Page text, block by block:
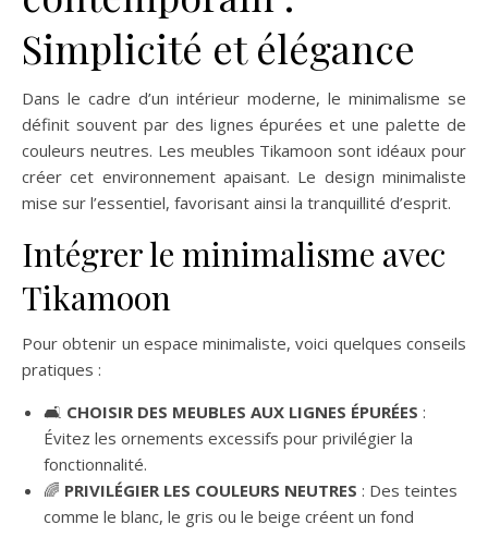
Simplicité et élégance
Dans le cadre d’un intérieur moderne, le minimalisme se
définit souvent par des lignes épurées et une palette de
couleurs neutres. Les meubles Tikamoon sont idéaux pour
créer cet environnement apaisant. Le design minimaliste
mise sur l’essentiel, favorisant ainsi la tranquillité d’esprit.
Intégrer le minimalisme avec
Tikamoon
Pour obtenir un espace minimaliste, voici quelques conseils
pratiques :
🛋️ CHOISIR DES MEUBLES AUX LIGNES ÉPURÉES :
Évitez les ornements excessifs pour privilégier la
fonctionnalité.
🌈 PRIVILÉGIER LES COULEURS NEUTRES : Des teintes
comme le blanc, le gris ou le beige créent un fond